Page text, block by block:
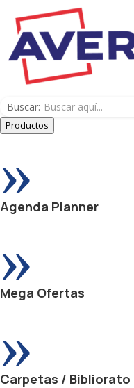
Buscar:
Productos
»
Agenda Planner
»
Mega Ofertas
»
Carpetas / Bibliorato